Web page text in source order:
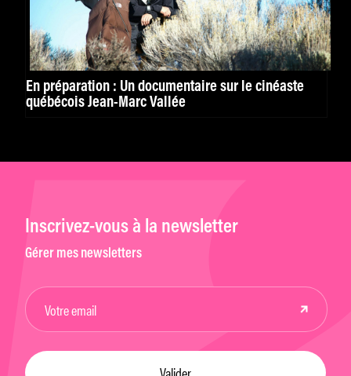
En préparation : Un documentaire sur le cinéaste
québécois Jean-Marc Vallée
Inscrivez-vous à la newsletter
Gérer mes newsletters